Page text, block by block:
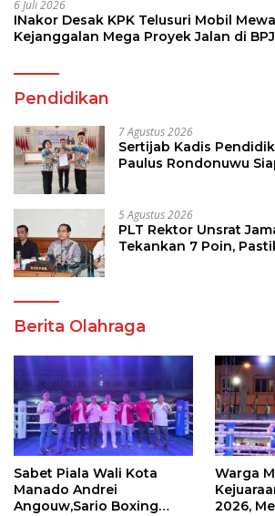
6 Juli 2026
INakor Desak KPK Telusuri Mobil
Kejanggalan Mega Proyek Jalan di
Pendidikan
7 Agustus 2026
Sertijab Kadis
Paulus Rondonuwu
5 Agustus 2026
PLT Rektor Unsrat
Tekankan 7 Poin,
Berita Olahraga
Sabet Piala Wali Kota
Manado Andrei
Angouw,Sario Boxing
Warga
2026,